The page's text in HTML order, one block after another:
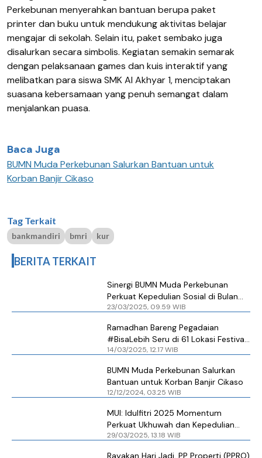
Perkebunan menyerahkan bantuan berupa paket
printer dan buku untuk mendukung aktivitas belajar
mengajar di sekolah. Selain itu, paket sembako juga
disalurkan secara simbolis. Kegiatan semakin semarak
dengan pelaksanaan games dan kuis interaktif yang
melibatkan para siswa SMK Al Akhyar 1, menciptakan
suasana kebersamaan yang penuh semangat dalam
menjalankan puasa.
Baca Juga
BUMN Muda Perkebunan Salurkan Bantuan untuk
Korban Banjir Cikaso
Tag Terkait
bankmandiri bmri kur
BERITA TERKAIT
Sinergi BUMN Muda Perkebunan
Perkuat Kepedulian Sosial di Bulan
Ramadhan
23/03/2025, 09.59 WIB
Ramadhan Bareng Pegadaian
#BisaLebih Seru di 61 Lokasi Festival
Ramadhan
14/03/2025, 12.17 WIB
BUMN Muda Perkebunan Salurkan
Bantuan untuk Korban Banjir Cikaso
12/12/2024, 03.25 WIB
MUI: Idulfitri 2025 Momentum
Perkuat Ukhuwah dan Kepedulian
Sosial
29/03/2025, 13.18 WIB
Rayakan Hari Jadi, PP Properti (PPRO)